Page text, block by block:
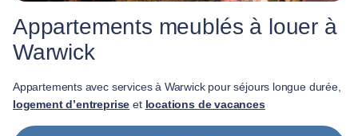
Appartements meublés à louer à
Warwick
Appartements avec services à Warwick pour séjours longue durée,
logement d’entreprise et locations de vacances